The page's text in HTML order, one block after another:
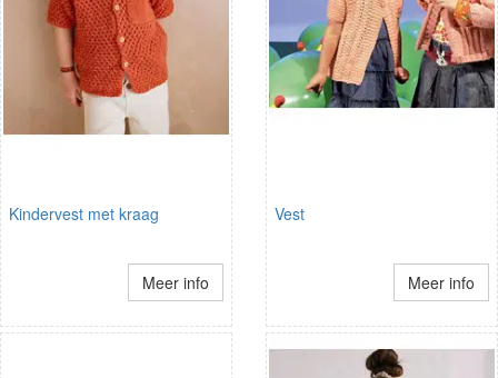
Kindervest met kraag
Meer info
Vest
Meer info